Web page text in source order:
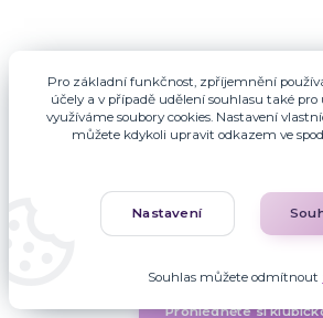
pouze katalog,
Prohlédněte si
Pro základní funkčnost, zpříjemnění
účely a v případě udělení souhlasu také
využíváme soubory cookies. Nastavení
můžete kdykoli upravit odkazem ve
Nastavení
Souhlas můžete odmítnout